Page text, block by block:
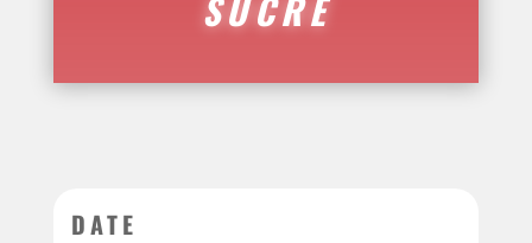
DATE